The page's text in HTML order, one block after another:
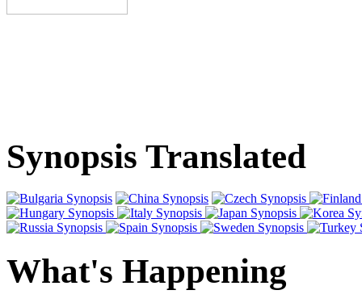
Synopsis Translated
What's Happening